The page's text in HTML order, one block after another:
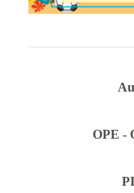
OPE -